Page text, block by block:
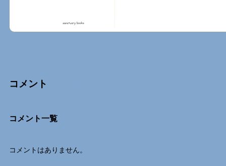
コメント
コメント一覧
コメントはありません。